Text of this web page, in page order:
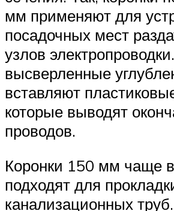
мм применяют для
посадочных мест
узлов
высверленные
вставляют
которые выводят
проводов.
Коронки 150 мм чаще
подходят для
канализационных